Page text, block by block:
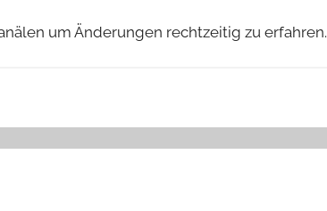
um Änderungen rechtzeitig zu erfahren.